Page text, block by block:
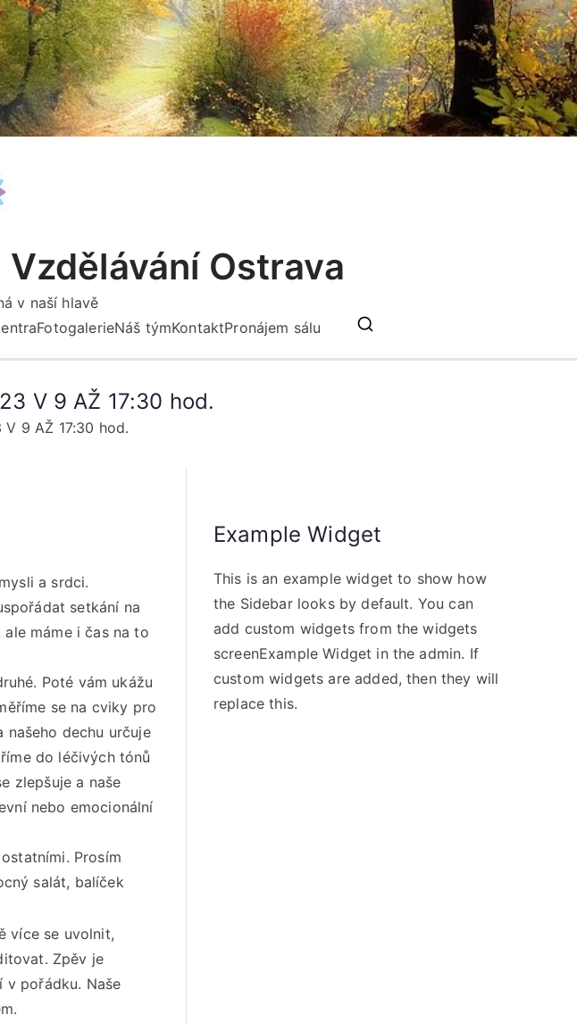
Ostrava
v naší hlavě
FotogalerieNáš týmKontaktPronájem sálu
V 9 AŽ 17:30 hod.
9 AŽ 17:30 hod.
a srdci.
setkání na
máme i čas na to
Poté vám ukážu
se na cviky pro
našeho dechu určuje
do léčivých tónů
zlepšuje a naše
nebo emocionální
Prosím
salát, balíček
více se uvolnit,
Zpěv je
v pořádku. Naše
Example Widget
This is an example widget to show how
the Sidebar looks by default. You can
add custom widgets from the widgets
screenExample Widget in the admin. If
custom widgets are added, then they will
replace this.